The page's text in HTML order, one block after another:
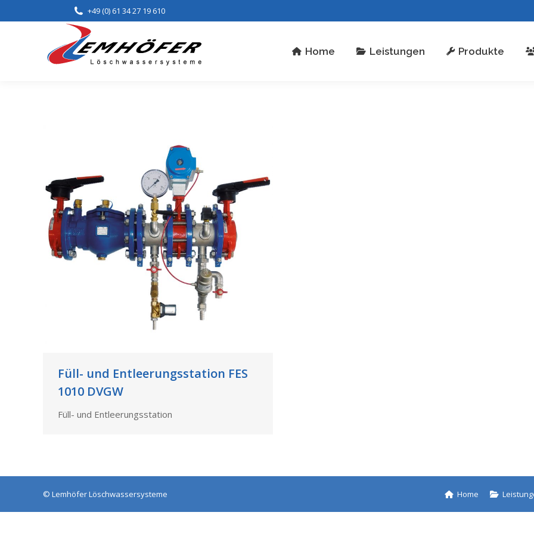
+49 (0) 61 34 27 19 610
Home Leistungen Produkte
Füll- und Entleerungsstation FES
1010 DVGW
Füll- und Entleerungsstation
© Lemhöfer Löschwassersysteme Home
Home Leistungen Produkte Über uns Kontakt